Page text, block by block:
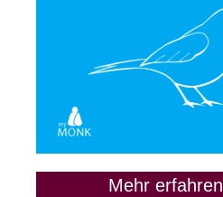
Mehr erfahren